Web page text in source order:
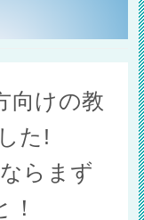
向けの教
た!
らまず